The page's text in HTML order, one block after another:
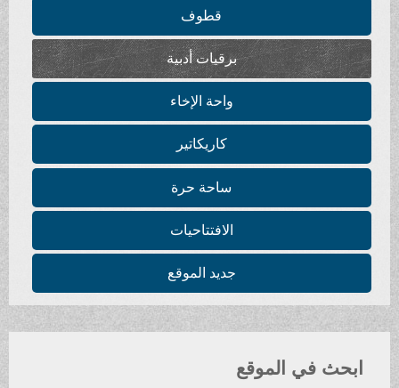
قطوف
برقيات أدبية
واحة الإخاء
كاريكاتير
ساحة حرة
الافتتاحيات
جديد الموقع
ابحث في الموقع